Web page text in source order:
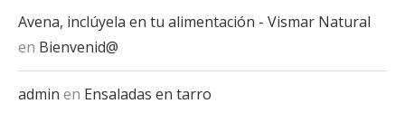
Avena, inclúyela en tu alimentación - Vismar Natural
en Bienvenid@
admin en Ensaladas en tarro